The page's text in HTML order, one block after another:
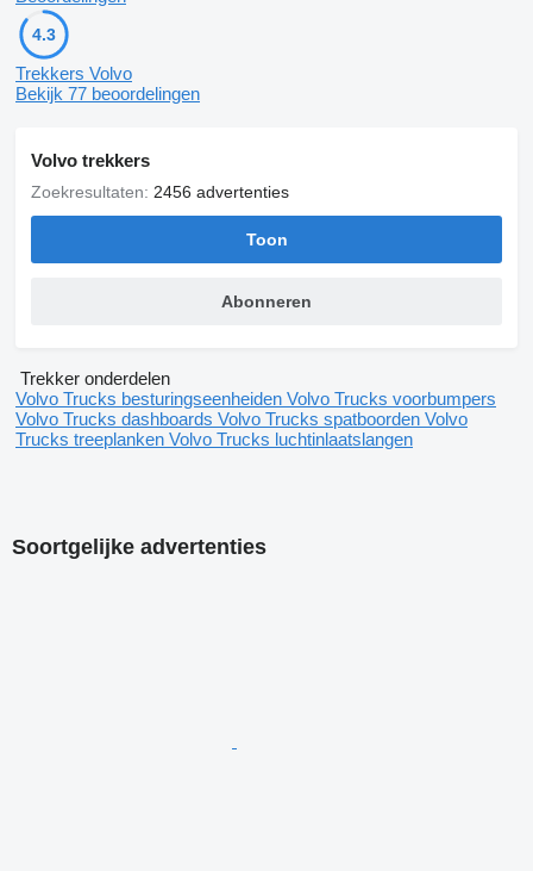
Account name: S-Trucks B.V.
BIC/SWIFT: INGBNL2A
IBAN: NL51 INGB 0008 4570 17
No rights could be derived from given information.
Check our website for more than 1100 Trucks, Trailers and
WWW.STRUCKS.EU
= Meer informatie =
Vooras: Meesturend; Bandenprofiel links: 40%; Bandenprofiel
rechts: 40%
4.3
Trekkers Volvo
Bekijk 77 beoordelingen
Volvo trekkers
Zoekresultaten: 2456 advertenties
Toon
Abonneren
Trekker onderdelen
Volvo Trucks besturingseenheiden Volvo Trucks voorbumpers
Volvo Trucks dashboards Volvo Trucks spatboorden Volvo
Trucks treeplanken Volvo Trucks luchtinlaatslangen
Soortgelijke advertenties